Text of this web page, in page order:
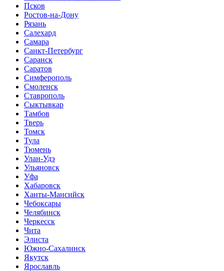
Псков
Ростов-на-Дону
Рязань
Салехард
Самара
Санкт-Петербург
Саранск
Саратов
Симферополь
Смоленск
Ставрополь
Сыктывкар
Тамбов
Тверь
Томск
Тула
Тюмень
Улан-Удэ
Ульяновск
Уфа
Хабаровск
Ханты-Мансийск
Чебоксары
Челябинск
Черкесск
Чита
Элиста
Южно-Сахалинск
Якутск
Ярославль